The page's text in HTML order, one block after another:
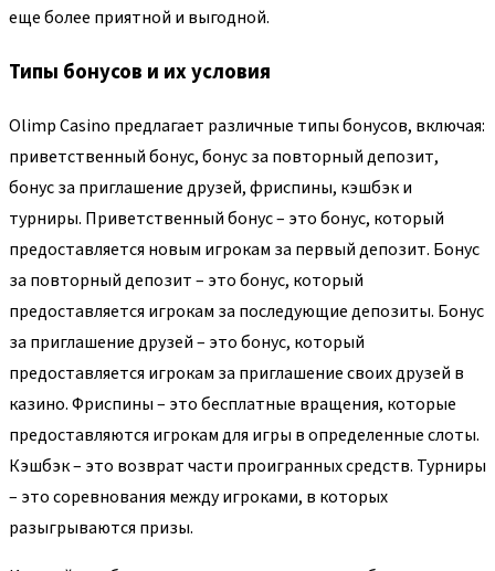
еще более приятной и выгодной.
Типы бонусов и их условия
Olimp Casino предлагает различные типы бонусов, включая:
приветственный бонус, бонус за повторный депозит,
бонус за приглашение друзей, фриспины, кэшбэк и
турниры. Приветственный бонус – это бонус, который
предоставляется новым игрокам за первый депозит. Бонус
за повторный депозит – это бонус, который
предоставляется игрокам за последующие депозиты. Бонус
за приглашение друзей – это бонус, который
предоставляется игрокам за приглашение своих друзей в
казино. Фриспины – это бесплатные вращения, которые
предоставляются игрокам для игры в определенные слоты.
Кэшбэк – это возврат части проигранных средств. Турниры
– это соревнования между игроками, в которых
разыгрываются призы.